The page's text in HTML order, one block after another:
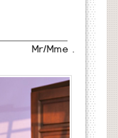
Mr/Mme .